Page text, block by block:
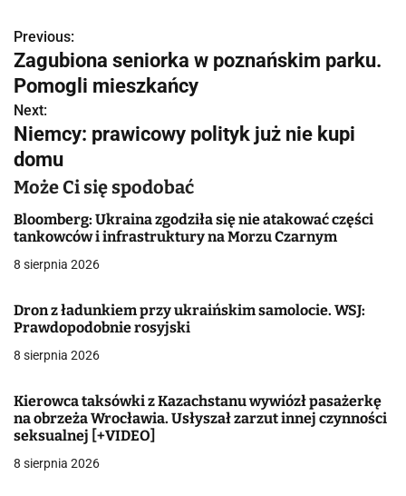
N
a
w
i
g
a
c
a
w
i
s
Previous:
Zagubiona seniorka w poznańskim parku.
Pomogli mieszkańcy
Next:
Niemcy: prawicowy polityk już nie kupi
domu
Może Ci się spodobać
Bloomberg: Ukraina zgodziła się nie atakować części
tankowców i infrastruktury na Morzu Czarnym
8 sierpnia 2026
Dron z ładunkiem przy ukraińskim samolocie. WSJ:
Prawdopodobnie rosyjski
8 sierpnia 2026
Kierowca taksówki z Kazachstanu wywiózł pasażerkę
na obrzeża Wrocławia. Usłyszał zarzut innej czynności
seksualnej [+VIDEO]
8 sierpnia 2026